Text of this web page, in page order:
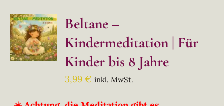
Beltane –
Kindermeditation | Für
Kinder bis 8 Jahre
3,99€ inkl. MwSt.